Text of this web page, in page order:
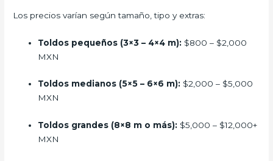
Los precios varían según tamaño, tipo y extras:
Toldos pequeños (3×3 – 4×4 m): $800 – $2,000
MXN
Toldos medianos (5×5 – 6×6 m): $2,000 – $5,000
MXN
Toldos grandes (8×8 m o más): $5,000 – $12,000+
MXN